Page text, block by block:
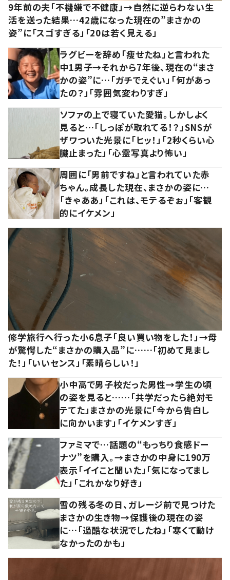
9年前の夫「不機嫌で不健康」→自然に逆らわない生
活を送った結果…42歳になった現在の”まさかの
姿”に「スゴすぎる」「20は若く見える」
ラグビーを辞め「痩せたね」と言われた
中1男子→それから7年後、現在の“まさ
かの姿”に…「ガチでえぐい」「何があっ
たの？」「雰囲気変わりすぎ」
ソファの上で寝ていた愛猫。しかしよく
見ると…「しっぽが取れてる！？」SNSが
ザワついた光景に「ヒッ！」「2秒くらい心
臓止まった」「心霊写真より怖い」
周囲に「男前ですね」と言われていた赤
ちゃん。成長した現在、まさかの姿に…
「きゃああ」「これは、モテるぞぉ」「客観
的にイケメン」
修学旅行へ行った小6息子「良い買い物をした！」→母
が驚愕した“まさかの購入品”に……「初めて見まし
た！」「いいセンス」「素晴らしい！」
小中高で男子校だった男性→学生の頃
の姿を見ると……「共学だったら絶対モ
テてた」まさかの光景に「今から告白し
に向かいます」「イケメンすぎ」
ファミマで…話題の“もっちり食感ドー
ナツ”を購入。→まさかの中身に190万
表示「イイこと聞いた」「気になってまし
た」「これかなり好き」
雪の残る冬の日、ガレージ前で見つけた
まさかの生き物→保護後の現在の姿
に…「過酷な状況でしたね」「寒くて動け
なかったのかも」